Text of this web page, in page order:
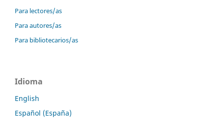
Para lectores/as
Para autores/as
Para bibliotecarios/as
Idioma
English
Español (España)